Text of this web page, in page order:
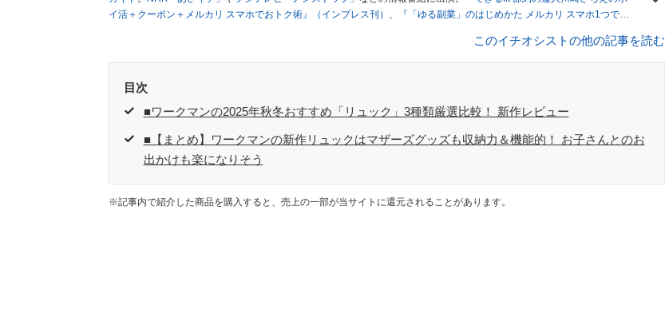
イ活＋クーポン＋メルカリ スマホでおトク術』（インプレス刊） 、
『「ゆる副業」のはじめかた メルカリ スマホ1つでス
■経歴：2003年、夫が子育てをするために、突然会社を辞める。翌月からの給料が０円になり、家にいながら、しかも空
いた時間でできるオークションに目をつける。しかし、取引の仕方がわからずに、まずは落札者として参加。その後、出
を生活の一部に取り入れるべく、「ネットオークションやフリマアプリは生活のインフラになる」という考えを持つ。ま
た消費税増税の社会においては、ネットオークションやフリマアプリが家計の救世主になりえると考え、業者とは違う視
このイチオシストの他の記事を読む
目次
■ワークマンの2025年秋冬おすすめ「リュック」3種類厳選比較！ 新作レビュー
■【まとめ】ワークマンの新作リュックはマザーズグッズも収納力＆機能的！ お子さんとのお
出かけも楽になりそう
※記事内で紹介した商品を購入すると、売上の一部が当サイトに還元されることがあります。